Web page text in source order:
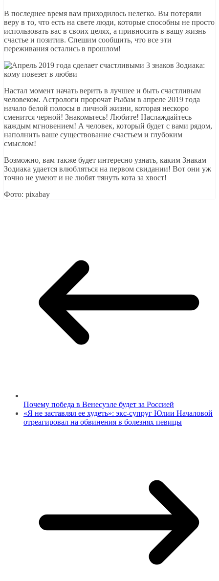
В последнее время вам приходилось нелегко. Вы потеряли
веру в то, что есть на свете люди, которые способны не просто
использовать вас в своих целях, а привносить в вашу жизнь
счастье и позитив. Спешим сообщить, что все эти
переживания остались в прошлом!
Настал момент начать верить в лучшее и быть счастливым
человеком. Астрологи пророчат Рыбам в апреле 2019 года
начало белой полосы в личной жизни, которая нескоро
сменится черной! Знакомьтесь! Любите! Наслаждайтесь
каждым мгновением! А человек, который будет с вами рядом,
наполнить ваше существование счастьем и глубоким
смыслом!
Возможно, вам также будет интересно узнать, каким Знакам
Зодиака удается влюбляться на первом свидании! Вот они уж
точно не умеют и не любят тянуть кота за хвост!
Фото: pixabay
Почему победа в Венесуэле будет за Россией
«Я не заставлял ее худеть»: экс-супруг Юлии Началовой
отреагировал на обвинения в болезнях певицы